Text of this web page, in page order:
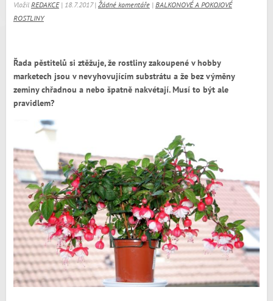
Vložil REDAKCE| 18.7.2017 | Žádné komentáře| BALKONOVÉ A POKOJOVÉ
ROSTLINY
Řada pěstitelů si ztěžuje, že rostliny zakoupené v hobby
marketech jsou v nevyhovujícím substrátu a že bez výměny
zeminy chřadnou a nebo špatně nakvétají. Musí to být ale
pravidlem?